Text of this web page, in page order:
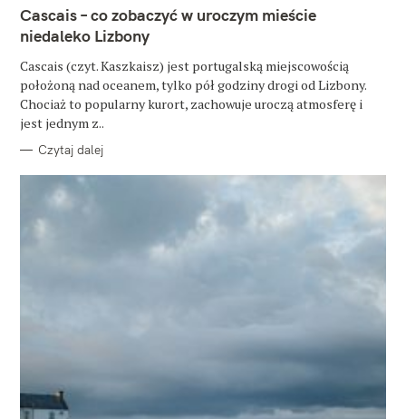
T
E
G
O
I
Cascais – co zobaczyć w uroczym mieście
niedaleko Lizbony
Cascais (czyt. Kaszkaisz) jest portugalską miejscowością
położoną nad oceanem, tylko pół godziny drogi od Lizbony.
Chociaż to popularny kurort, zachowuje uroczą atmosferę i
jest jednym z..
Czytaj dalej
: